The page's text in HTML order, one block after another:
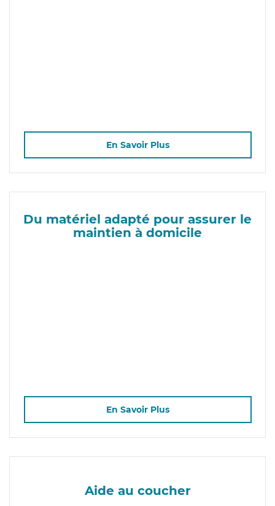
En Savoir Plus
Du matériel adapté pour assurer le
maintien à domicile
En Savoir Plus
Aide au coucher